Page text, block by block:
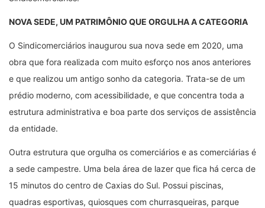
NOVA SEDE, UM PATRIMÔNIO QUE ORGULHA A CATEGORIA
O Sindicomerciários inaugurou sua nova sede em 2020, uma
obra que fora realizada com muito esforço nos anos anteriores
e que realizou um antigo sonho da categoria. Trata-se de um
prédio moderno, com acessibilidade, e que concentra toda a
estrutura administrativa e boa parte dos serviços de assistência
da entidade.
Outra estrutura que orgulha os comerciários e as comerciárias é
a sede campestre. Uma bela área de lazer que fica há cerca de
15 minutos do centro de Caxias do Sul. Possui piscinas,
quadras esportivas, quiosques com churrasqueiras, parque